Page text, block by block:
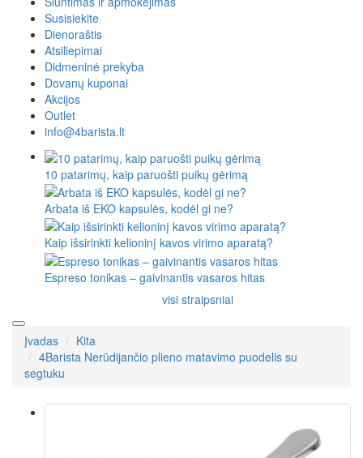
Susisiekite
Dienoraštis
Atsiliepimai
Didmeninė prekyba
Dovanų kuponai
Akcijos
Outlet
info@4barista.lt
10 patarimų, kaip paruošti puikų gėrimą
Arbata iš EKO kapsulės, kodėl gi ne?
Kaip išsirinkti kelioninį kavos virimo aparatą?
Espreso tonikas – gaivinantis vasaros hitas
visi straipsniai
Įvadas
Kita
4Barista Nerūdijančio plieno matavimo puodelis su
segtuku